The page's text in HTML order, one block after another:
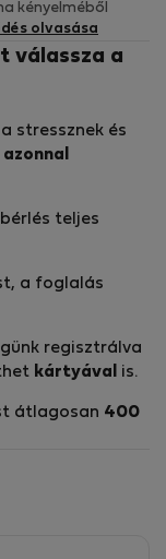
kényelméből
olvasása
válassza a
stressznek és
azonnal
teljes
a foglalás
regisztrálva
kártyával is.
átlagosan 400